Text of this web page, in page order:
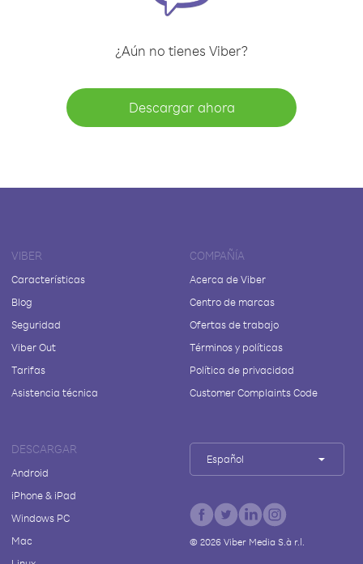
¿Aún no tienes Viber?
Descargar ahora
VIBER
Características
Blog
Seguridad
Viber Out
Tarifas
Asistencia técnica
COMPAÑÍA
Acerca de Viber
Centro de marcas
Ofertas de trabajo
Términos y políticas
Política de privacidad
Customer Complaints Code
DESCARGAR
Android
iPhone & iPad
Windows PC
Mac
Español
© 2026Viber Media S.à r.l.